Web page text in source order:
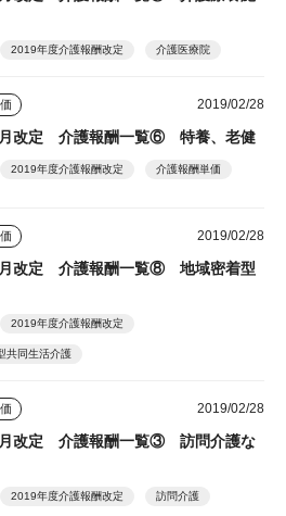
2019年度介護報酬改定 介護医療院
2019/02/28
改定 介護報酬一覧⑥ 特養、老健
2019年度介護報酬改定 介護報酬単価
2019/02/28
改定 介護報酬一覧⑧ 地域密着型
2019年度介護報酬改定
共同生活介護
2019/02/28
改定 介護報酬一覧③ 訪問介護な
2019年度介護報酬改定 訪問介護